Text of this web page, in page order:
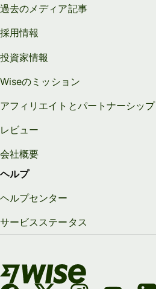
過去のメディア記事
採用情報
投資家情報
Wiseのミッション
アフィリエイトとパートナーシップ
レビュー
会社概要
ヘルプ
ヘルプセンター
サービスステータス